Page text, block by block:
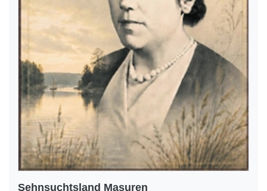
Sehnsuchtsland Masuren